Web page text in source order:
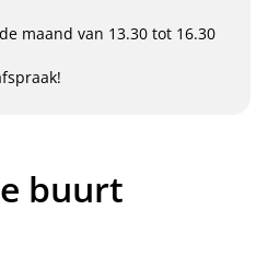
maand van 13.30 tot 16.30
buurt